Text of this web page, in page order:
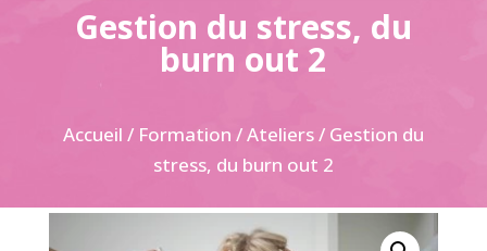
Gestion du stress, du
burn out 2
Accueil / Formation /Ateliers/ Gestion du
stress, du burn out 2